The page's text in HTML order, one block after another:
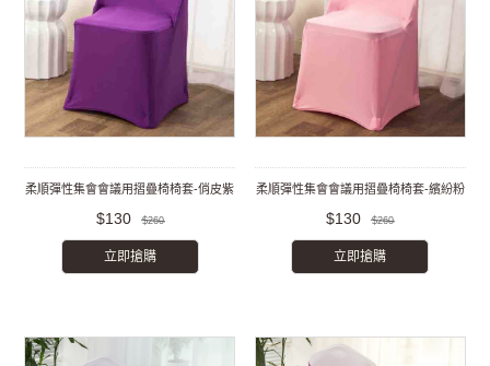
柔順彈性集會會議用摺疊椅椅套-俏皮紫
$130 $260
立即搶購
柔順彈性集會會議用摺疊椅椅套-繽紛粉
$130 $260
立即搶購